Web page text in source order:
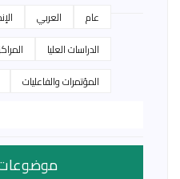
عام العربي
الدراسات العليا
المؤتمرات والفاعليات